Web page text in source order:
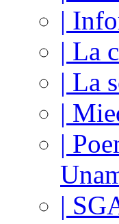
|
| La
| La
|
|
|